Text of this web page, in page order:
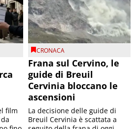
film
CRONACA
Frana sul Cervino, le
guide di Breuil
Cervinia bloccano le
ascensioni
La decisione delle guide di
Breuil Cervinia è scattata a